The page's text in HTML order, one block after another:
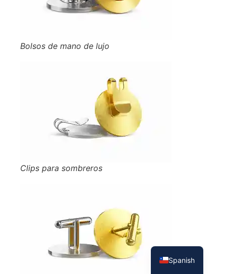
Bolsos de mano de lujo
Clips para sombreros
Spanish